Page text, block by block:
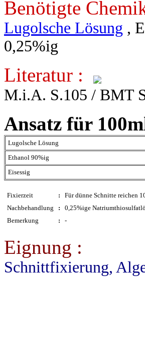
Benötigte
Lugolsche Lösung ,
0,25%ig
Literatur :
M.i.A. S.105 / BMT
Ansatz für
Lugolsche Lösung
Ethanol 90%ig
Eisessig
Fixierzeit :
Für dünne Schnitte reichen
Nachbehandlung
:
0,25%ige
Bemerkung
: -
Eignung :
Schnittfixierung,